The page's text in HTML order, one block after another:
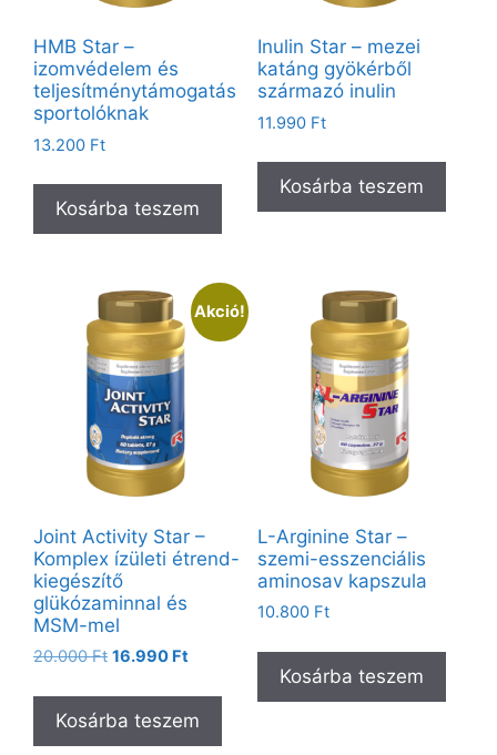
HMB Star –
izomvédelem és
teljesítménytámogatás
sportolóknak
13.200 Ft
Kosárba teszem
Inulin Star – mezei
katáng gyökérből
származó inulin
11.990 Ft
Kosárba teszem
Akció!
Joint Activity Star –
Komplex ízületi étrend-
kiegészítő
glükózaminnal és
MSM-mel
20.000Ft 16.990 Ft
Kosárba teszem
L-Arginine Star –
szemi-esszenciális
aminosav kapszula
10.800 Ft
Kosárba teszem